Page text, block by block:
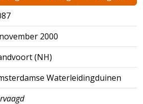
2000
(NH)
Waterleidingduinen